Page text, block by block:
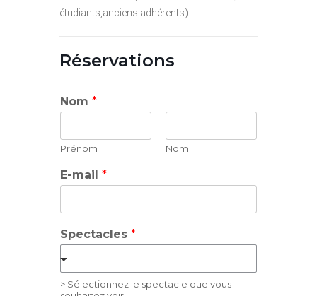
étudiants,anciens adhérents)
Réservations
Nom *
Prénom Nom
E-mail *
Spectacles *
> Sélectionnez le spectacle que vous